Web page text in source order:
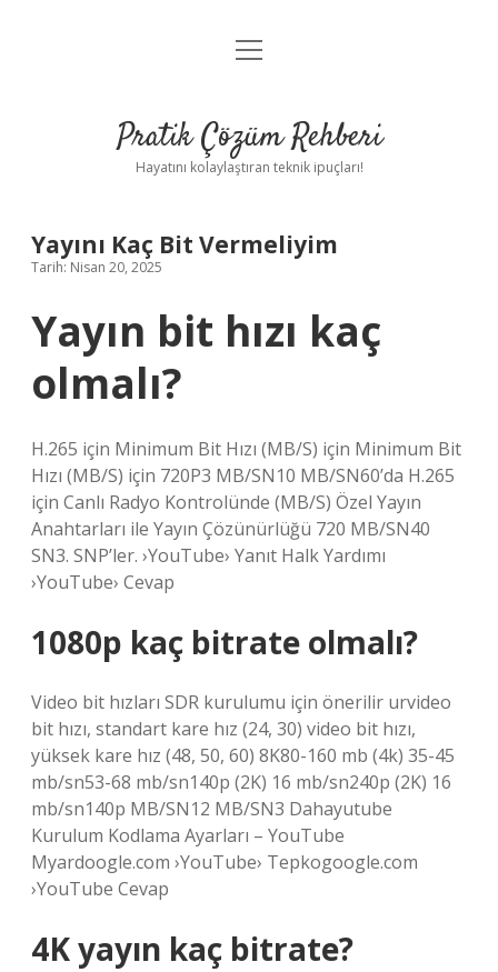
Anasayfa
Yasal Uyarı
menüyü
Pratik Çözüm Rehberi
Hayatını kolaylaştıran teknik ipuçları!
Yayını Kaç Bit Vermeliyim
Tarih: Nisan 20, 2025
Yayın bit hızı kaç
olmalı?
H.265 için Minimum Bit Hızı (MB/S) için Minimum Bit
Hızı (MB/S) için 720P3 MB/SN10 MB/SN60’da H.265
için Canlı Radyo Kontrolünde (MB/S) Özel Yayın
Anahtarları ile Yayın Çözünürlüğü 720 MB/SN40
SN3. SNP’ler. ›YouTube› Yanıt Halk Yardımı
›YouTube› Cevap
1080p kaç bitrate olmalı?
Video bit hızları SDR kurulumu için önerilir urvideo
bit hızı, standart kare hız (24, 30) video bit hızı,
yüksek kare hız (48, 50, 60) 8K80-160 mb (4k) 35-45
mb/sn53-68 mb/sn140p (2K) 16 mb/sn240p (2K) 16
mb/sn140p MB/SN12 MB/SN3 Dahayutube
Kurulum Kodlama Ayarları – YouTube
Myardoogle.com ›YouTube› Tepkogoogle.com
›YouTube Cevap
4K yayın kaç bitrate?